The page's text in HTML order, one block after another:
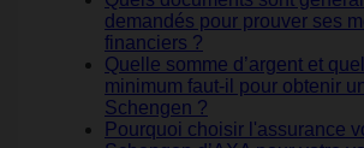
demandés pour prouver ses
financiers ?
Quelle somme d’argent et
minimum faut-il pour obtenir
Schengen ?
Pourquoi choisir l'assurance